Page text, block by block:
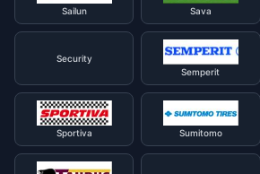
Sailun Sava
Security
Semperit
Sportiva Sumitomo